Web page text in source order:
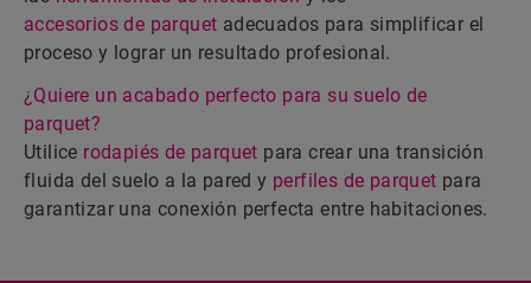
accesorios de parquet adecuados para simplificar el
proceso y lograr un resultado profesional.
¿Quiere un acabado perfecto para su suelo de
parquet?
Utilice rodapiés de parquet para crear una transición
fluida del suelo a la pared y perfiles de parquet para
garantizar una conexión perfecta entre habitaciones.